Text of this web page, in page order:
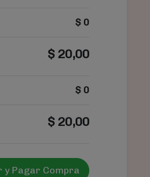
$ 0
$ 20,00
$ 0
$ 20,00
y Pagar Compra